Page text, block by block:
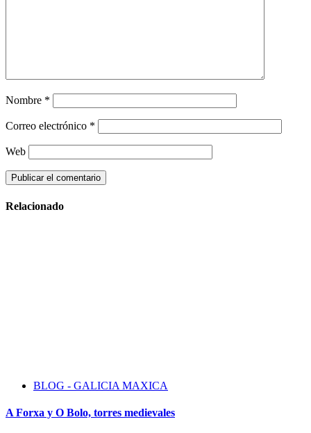
Nombre *
Correo electrónico *
Web
Relacionado
BLOG - GALICIA MAXICA
A Forxa y O Bolo, torres medievales